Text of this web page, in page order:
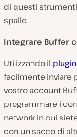
di questi
spalle.
Integrare Buffer
Utilizzando il
facilmente inviare
vostro account
programmare i
network in cui
con un sacco di